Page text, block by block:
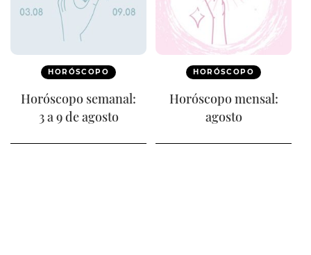
HORÓSCOPO
Horóscopo semanal:
3 a 9 de agosto
HORÓSCOPO
Horóscopo mensal:
agosto